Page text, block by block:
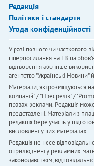
Редакція
Політики і стандарти
Угода конфіденційності
У разі повного чи часткового
гіперпосилання на LB.ua
відтворення або інше
агентство "Українськi Новини"
Матеріали, які розміщуються
компаній" / "Пресреліз" /
правах реклами. Редакція
представлені. Матеріали з
редакція бере участь у
висловлені у цих матеріалах.
Редакція не несе
оприлюднені у рекламних
законодавством,